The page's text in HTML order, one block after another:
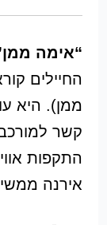
“אימה
החיילים
ממן). היא
קשר
התקפות
אירנה